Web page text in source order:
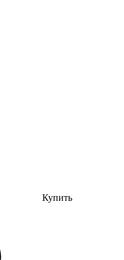
Купить